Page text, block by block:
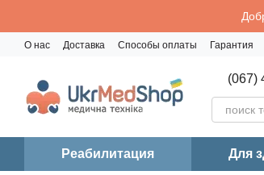
О нас Доставка Способы оплаты Гарантия
(067)
Реабилитация Для